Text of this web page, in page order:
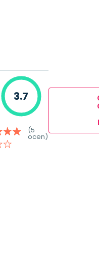
3.7
(5
ocen)